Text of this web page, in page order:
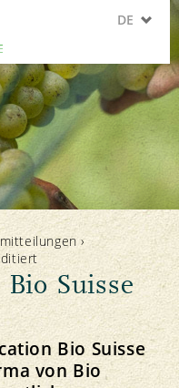
DE
IT
›
Suisse
Bio Suisse
von Bio